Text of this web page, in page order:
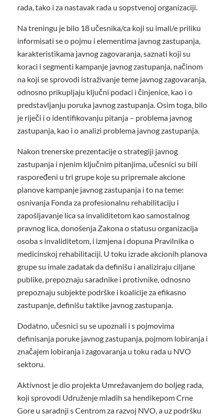
rada, tako i za nastavak rada u sopstvenoj organizaciji.
Na treningu je bilo 18 učesnika/ca koji su imali/e priliku
informisati se o pojmu i elementima javnog zastupanja,
karakteristikama javnog zagovaranja, saznati koji su
koraci i segmenti kampanje javnog zastupanja, načinom
na koji se sprovodi istraživanje teme javnog zagovaranja,
odnosno prikupljaju ključni podaci i činjenice, kao i o
predstavljanju poruka javnog zastupanja. Osim toga, bilo
je riječi i o identifikovanju pitanja – problema javnog
zastupanja, kao i o analizi problema javnog zastupanja.
Nakon trenerske prezentacije o strategiji javnog
zastupanja i njenim ključnim pitanjima, učesnici su bili
raspoređeni u tri grupe koje su pripremale akcione
planove kampanje javnog zastupanja i to na teme:
osnivanja Fonda za profesionalnu rehabilitaciju i
zapošljavanje lica sa invaliditetom kao samostalnog
pravnog lica, donošenja Zakona o statusu organizacija
osoba s invaliditetom, i izmjena i dopuna Pravilnika o
medicinskoj rehabilitaciji. U toku izrade akcionih planova
grupe su imale zadatak da definišu i analiziraju ciljane
publike, prepoznaju saradnike i protivnike, odnosno
prepoznaju subjekte podrške i koalicije za efikasno
zastupanje, definišu taktike javnog zastupanja.
Dodatno, učesnici su se upoznali i s pojmovima
definisanja poruke javnog zastupanja, pojmom lobiranja i
značajem lobiranja i zagovaranja u toku rada u NVO
sektoru.
Aktivnost je dio projekta Umrežavanjem do boljeg rada,
koji sprovodi Udruženje mladih sa hendikepom Crne
Gore u saradnji s Centrom za razvoj NVO, a uz podršku